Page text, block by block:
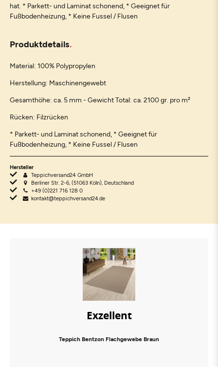
hat. * Parkett- und Laminat schonend, * Geeignet für
Fußbodenheizung, * Keine Fussel / Flusen
Produktdetails
Material: 100% Polypropylen
Herstellung: Maschinengewebt
Gesamthöhe: ca. 5 mm - Gewicht Total: ca. 2100 gr. pro m²
Rücken: Filzrücken
* Parkett- und Laminat schonend, * Geeignet für
Fußbodenheizung, * Keine Fussel / Flusen
Hersteller
Teppichversand24 GmbH
Berliner Str. 2-6, (51063 Köln), Deutschland
+49 (0)221 716 128 0
kontakt@teppichversand24.de
Exzellent
Teppich Bentzon Flachgewebe Braun